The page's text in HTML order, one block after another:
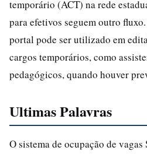
temporário (ACT) na rede
para efetivos seguem outro
portal pode ser utilizado em
cargos temporários, como
pedagógicos, quando houver
Ultimas Palavras
O sistema de ocupação de